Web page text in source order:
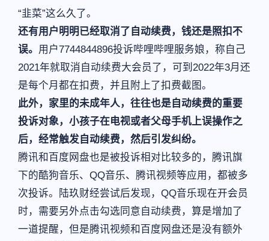
“韭菜”这么久了。
还有用户明明已经取消了自动续费，钱还是照扣不
误。 用户7744844896投诉哔哩哔哩服务娘，称自己
2021年就取消自动续费大会员了，可到2022年3月还
是每个月都在扣费，并且附上了扣费截图。
此外，家里的未成年人，往往也是自动续费的重要
投诉对象，小孩子在电视或者父母手机上误操作之
后，经常触发自动续费，然后引发纠纷。
腾讯和百度网盘也是被投诉相对比较多的，腾讯旗
下的酷狗音乐、QQ音乐、腾讯视频等应用，都被多
次投诉。陆玖财经尝试后发现，QQ音乐现在开会员
时，需要另外点击勾选同意自动续费，算是增加了
一道提醒，但是腾讯视频和百度网盘还是没有额外